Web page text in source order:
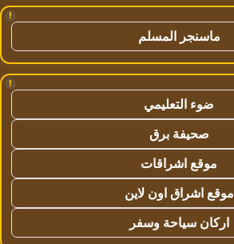
!
ماسنجر المسلم
!
ضوء التعليمي
صحيفة برق
موقع اشراقات
موقع اشراق اون لاين
اركان سياحة وسفر